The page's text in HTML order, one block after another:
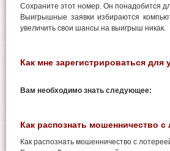
Сохраните этот номер. Он понадобится
Выигрышные заявки избираются
увеличить свои шансы на выигрыш никак.
Как мне зарегистрироваться
Вам необходимо знать следующее:
Как распознать мошенничество с
Как распознать мошенничество с